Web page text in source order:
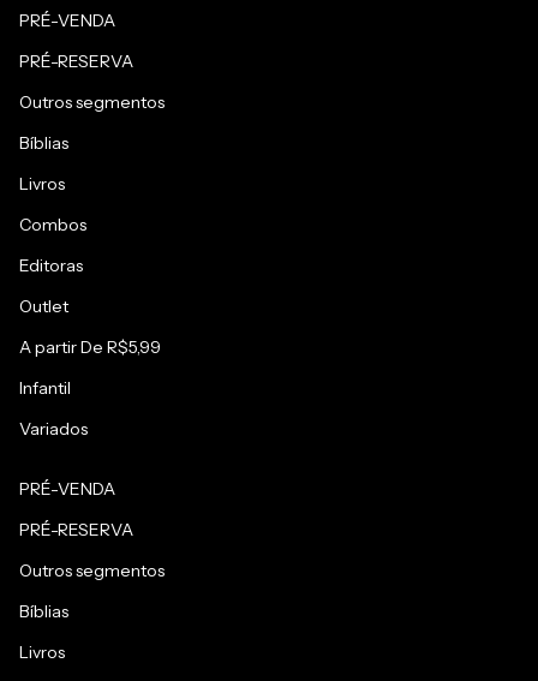
PRÉ-VENDA
PRÉ-RESERVA
Outros segmentos
Bíblias
Livros
Combos
Editoras
Outlet
A partir De R$5,99
Infantil
Variados
PRÉ-VENDA
PRÉ-RESERVA
Outros segmentos
Bíblias
Livros